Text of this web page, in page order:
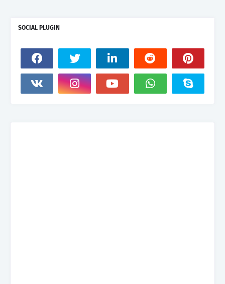
SOCIAL PLUGIN